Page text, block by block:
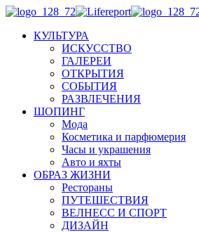
КУЛЬТУРА
ИСКУССТВО
ГАЛЕРЕИ
ОТКРЫТИЯ
СОБЫТИЯ
РАЗВЛЕЧЕНИЯ
ШОПИНГ
Мода
Косметика и парфюмерия
Часы и украшения
Авто и яхты
ОБРАЗ ЖИЗНИ
Рестораны
ПУТЕШЕСТВИЯ
ВЕЛНЕСС И СПОРТ
ДИЗАЙН